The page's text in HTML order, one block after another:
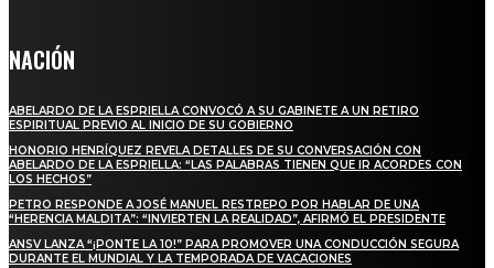
NACIÓN
ABELARDO DE LA ESPRIELLA CONVOCÓ A SU GABINETE A UN RETIRO
ESPIRITUAL PREVIO AL INICIO DE SU GOBIERNO
HONORIO HENRÍQUEZ REVELA DETALLES DE SU CONVERSACIÓN CON
ABELARDO DE LA ESPRIELLA: “LAS PALABRAS TIENEN QUE IR ACORDES CON
LOS HECHOS”
PETRO RESPONDE A JOSÉ MANUEL RESTREPO POR HABLAR DE UNA
“HERENCIA MALDITA”: “INVIERTEN LA REALIDAD”, AFIRMÓ EL PRESIDENTE
ANSV LANZA “¡PONTE LA 10!” PARA PROMOVER UNA CONDUCCIÓN SEGURA
DURANTE EL MUNDIAL Y LA TEMPORADA DE VACACIONES